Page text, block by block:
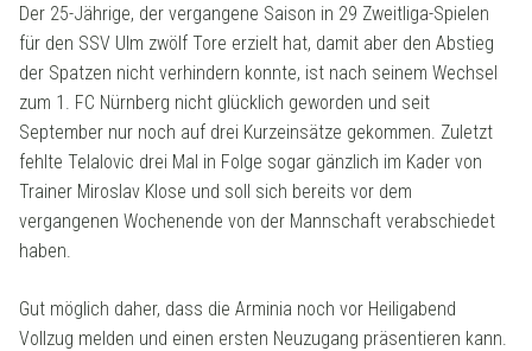
Der 25-Jährige, der vergangene Saison in 29 Zweitliga-Spielen
für den SSV Ulm zwölf Tore erzielt hat, damit aber den Abstieg
der Spatzen nicht verhindern konnte, ist nach seinem Wechsel
zum 1. FC Nürnberg nicht glücklich geworden und seit
September nur noch auf drei Kurzeinsätze gekommen. Zuletzt
fehlte Telalovic drei Mal in Folge sogar gänzlich im Kader von
Trainer Miroslav Klose und soll sich bereits vor dem
vergangenen Wochenende von der Mannschaft verabschiedet
haben.
Gut möglich daher, dass die Arminia noch vor Heiligabend
Vollzug melden und einen ersten Neuzugang präsentieren kann.